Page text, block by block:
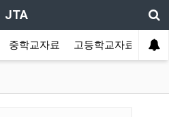
JTA
중학교자료 고등학교자료 멀